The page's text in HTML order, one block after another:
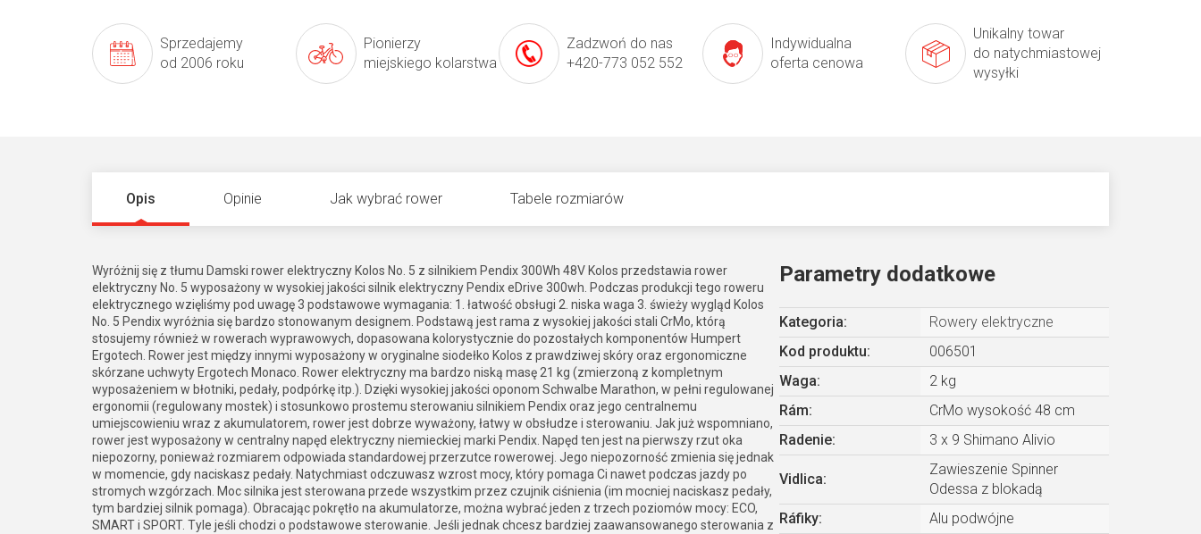
Sprzedajemy
od 2006 roku
Pionierzy
miejskiego kolarstwa
Zadzwoń do nas
+420-773 052 552
Indywidualna
oferta cenowa
Unikalny towar
do natychmiastowej
wysyłki
Opis Opinie Jak wybrać rower Tabele rozmiarów
Wyróżnij się z tłumu Damski rower elektryczny Kolos No. 5 z silnikiem Pendix 300Wh 48V Kolos przedstawia rower
elektryczny No. 5 wyposażony w wysokiej jakości silnik elektryczny Pendix eDrive 300wh. Podczas produkcji tego roweru
elektrycznego wzięliśmy pod uwagę 3 podstawowe wymagania: 1. łatwość obsługi 2. niska waga 3. świeży wygląd Kolos
No. 5 Pendix wyróżnia się bardzo stonowanym designem. Podstawą jest rama z wysokiej jakości stali CrMo, którą
stosujemy również w rowerach wyprawowych, dopasowana kolorystycznie do pozostałych komponentów Humpert
Ergotech. Rower jest między innymi wyposażony w oryginalne siodełko Kolos z prawdziwej skóry oraz ergonomiczne
skórzane uchwyty Ergotech Monaco. Rower elektryczny ma bardzo niską masę 21 kg (zmierzoną z kompletnym
wyposażeniem w błotniki, pedały, podpórkę itp.). Dzięki wysokiej jakości oponom Schwalbe Marathon, w pełni regulowanej
ergonomii (regulowany mostek) i stosunkowo prostemu sterowaniu silnikiem Pendix oraz jego centralnemu
umiejscowieniu wraz z akumulatorem, rower jest dobrze wyważony, łatwy w obsłudze i sterowaniu. Jak już wspomniano,
rower jest wyposażony w centralny napęd elektryczny niemieckiej marki Pendix. Napęd ten jest na pierwszy rzut oka
niepozorny, ponieważ rozmiarem odpowiada standardowej przerzutce rowerowej. Jego niepozorność zmienia się jednak
w momencie, gdy naciskasz pedały. Natychmiast odczuwasz wzrost mocy, który pomaga Ci nawet podczas jazdy po
stromych wzgórzach. Moc silnika jest sterowana przede wszystkim przez czujnik ciśnienia (im mocniej naciskasz pedały,
tym bardziej silnik pomaga). Obracając pokrętło na akumulatorze, można wybrać jeden z trzech poziomów mocy: ECO,
SMART i SPORT. Tyle jeśli chodzi o podstawowe sterowanie. Jeśli jednak chcesz bardziej zaawansowanego sterowania z
Parametry dodatkowe
Kategoria:
Rowery elektryczne
Kod produktu:
006501
Waga:
2 kg
Rám:
CrMo wysokość 48 cm
Radenie: 3 x 9 Shimano Alivio
Vidlica:
Zawieszenie Spinner
Odessa z blokadą
Ráfiky: Alu podwójne